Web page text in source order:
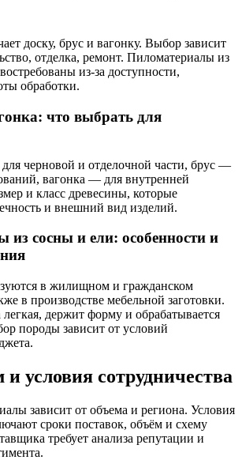
доску, брус и вагонку. Выбор зависит
отделка, ремонт. Пиломатериалы из
из-за доступности,
обработки.
что выбрать для
черновой и отделочной части, брус —
вагонка — для внутренней
и класс древесины, которые
и внешний вид изделий.
из сосны и ели: особенности и
в жилищном и гражданском
в производстве мебельной заготовки.
держит форму и обрабатывается
породы зависит от условий
условия сотрудничества
зависит от объема и региона. Условия
сроки поставок, объём и схему
требует анализа репутации и